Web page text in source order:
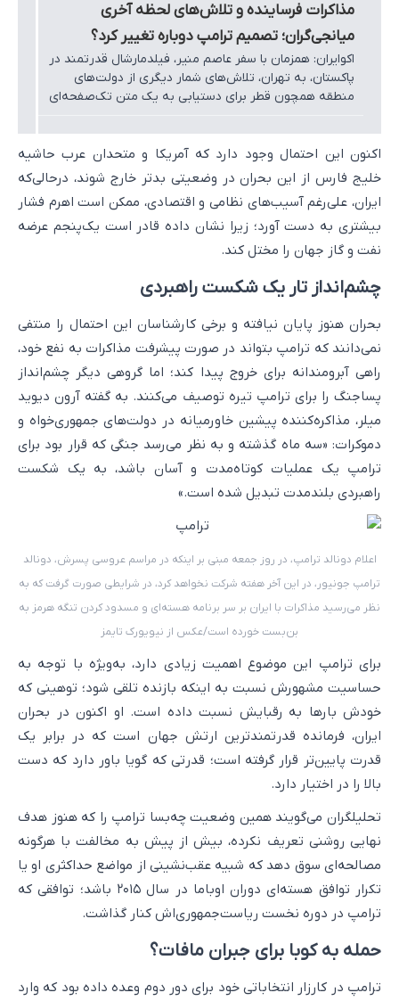
مذاکرات فرساینده و تلاش‌های لحظه آخری
میانجی‌گران؛ تصمیم ترامپ دوباره تغییر کرد؟
اکوایران: همزمان با سفر عاصم منیر، فیلدمارشال قدرتمند در
پاکستان، به تهران، تلاش‌های شمار دیگری از دولت‌های
منطقه همچون قطر برای دستیابی به یک متن تک‌صفحه‌ای
گزارش می‌دهند که در صورت عدم موفقیت این تلاش‌ها
احتمال اقدام نظامی از سوی ترامپ وجود دارد.
اکنون این احتمال وجود دارد که آمریکا و متحدان عرب حاشیه
خلیج فارس از این بحران در وضعیتی بدتر خارج شوند، درحالی‌که
ایران، علی‌رغم آسیب‌های نظامی و اقتصادی، ممکن است اهرم فشار
بیشتری به دست آورد؛ زیرا نشان داده قادر است یک‌پنجم عرضه
نفت و گاز جهان را مختل کند.
چشم‌انداز تار یک شکست راهبردی
بحران هنوز پایان نیافته و برخی کارشناسان این احتمال را منتفی
نمی‌دانند که ترامپ بتواند در صورت پیشرفت مذاکرات به نفع خود،
راهی آبرومندانه برای خروج پیدا کند؛ اما گروهی دیگر چشم‌انداز
پساجنگ را برای ترامپ تیره توصیف می‌کنند. به گفته آرون دیوید
میلر، مذاکره‌کننده پیشین خاورمیانه در دولت‌های جمهوری‌خواه و
دموکرات: «سه ماه گذشته و به نظر می‌رسد جنگی که قرار بود برای
ترامپ یک عملیات کوتاه‌مدت و آسان باشد، به یک شکست
راهبردی بلندمدت تبدیل شده است.»
اعلام دونالد ترامپ، در روز جمعه مبنی بر اینکه در مراسم عروسی پسرش، دونالد
ترامپ جونیور، در این آخر هفته شرکت نخواهد کرد، در شرایطی صورت گرفت که به
نظر می‌رسید مذاکرات با ایران بر سر برنامه هسته‌ای و مسدود کردن تنگه هرمز به
بن‌بست خورده است/عکس از نیویورک تایمز
برای ترامپ این موضوع اهمیت زیادی دارد، به‌ویژه با توجه به
حساسیت مشهورش نسبت به اینکه بازنده تلقی شود؛ توهینی که
خودش بارها به رقبایش نسبت داده است. او اکنون در بحران
ایران، فرمانده قدرتمندترین ارتش جهان است که در برابر یک
قدرت پایین‌تر قرار گرفته است؛ قدرتی که گویا باور دارد که دست
بالا را در اختیار دارد.
تحلیلگران می‌گویند همین وضعیت چه‌بسا ترامپ را که هنوز هدف
نهایی روشنی تعریف نکرده، بیش از پیش به مخالفت با هرگونه
مصالحه‌ای سوق دهد که شبیه عقب‌نشینی از مواضع حداکثری او یا
تکرار توافق هسته‌ای دوران اوباما در سال ۲۰۱۵ باشد؛ توافقی که
ترامپ در دوره نخست ریاست‌جمهوری‌اش کنار گذاشت.
حمله به کوبا برای جبران مافات؟
ترامپ در کارزار انتخاباتی خود برای دور دوم وعده داده بود که وارد